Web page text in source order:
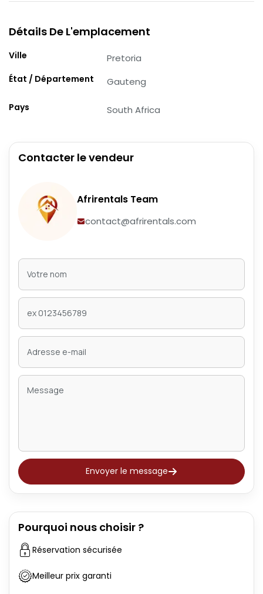
Détails De L'emplacement
Ville Pretoria
État / Département Gauteng
Pays South Africa
Contacter le vendeur
Afrirentals Team
contact@afrirentals.com
Envoyer le message
Pourquoi nous choisir ?
Réservation sécurisée
Meilleur prix garanti